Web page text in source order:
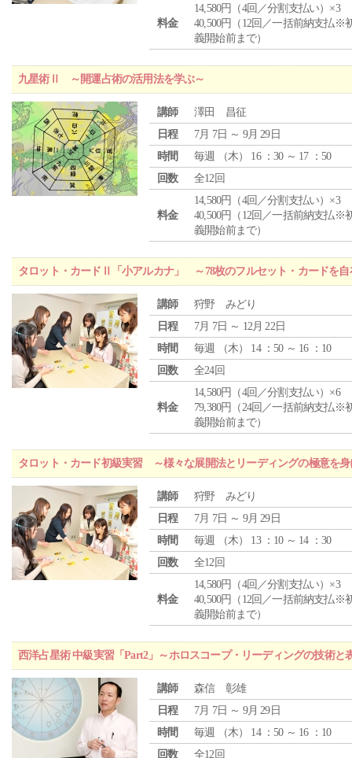
料金
14,580円（4回／分割支払い）×3
40,500円（12回／一括前納支払※
義開始前まで）
九星術Ⅱ ～開運占術の活用法を学ぶ～
講師
澤田 昌征
日程
7月 7日 ～ 9月 29日
時間
毎週 （木） 16 ：30 ～ 17 ：50
回数
全12回
料金
14,580円（4回／分割支払い）×3
40,500円（12回／一括前納支払※
義開始前まで）
タロット・カードⅡ「小アルカナ」 ～78枚のフルセット・カードを自
講師
狩野 みどり
日程
7月 7日 ～ 12月 22日
時間
毎週 （木） 14 ：50 ～ 16 ：10
回数
全24回
料金
14,580円（4回／分割支払い）×6
79,380円（24回／一括前納支払※
義開始前まで）
タロット・カード初級実習 ～様々な展開法とリーディングの極意を身
講師
狩野 みどり
日程
7月 7日 ～ 9月 29日
時間
毎週 （木） 13 ：10 ～ 14 ：30
回数
全12回
料金
14,580円（4回／分割支払い）×3
40,500円（12回／一括前納支払※
義開始前まで）
西洋占星術 中級実習「Part2」～ホロスコープ・リーディングの技術と
講師
森信 彰雄
日程
7月 7日 ～ 9月 29日
時間
毎週 （木） 14 ：50 ～ 16 ：10
回数
全12回